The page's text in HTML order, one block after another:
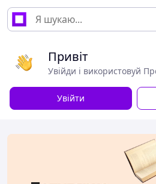
Привіт
Увійди і використовуй
Увійти